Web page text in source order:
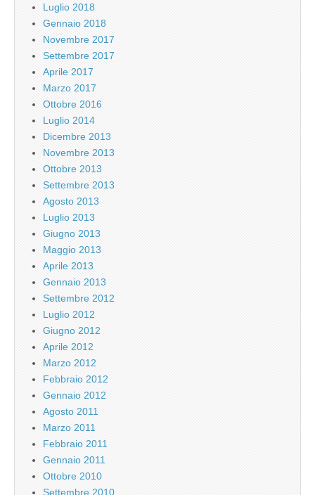
Luglio 2018
Gennaio 2018
Novembre 2017
Settembre 2017
Aprile 2017
Marzo 2017
Ottobre 2016
Luglio 2014
Dicembre 2013
Novembre 2013
Ottobre 2013
Settembre 2013
Agosto 2013
Luglio 2013
Giugno 2013
Maggio 2013
Aprile 2013
Gennaio 2013
Settembre 2012
Luglio 2012
Giugno 2012
Aprile 2012
Marzo 2012
Febbraio 2012
Gennaio 2012
Agosto 2011
Marzo 2011
Febbraio 2011
Gennaio 2011
Ottobre 2010
Settembre 2010